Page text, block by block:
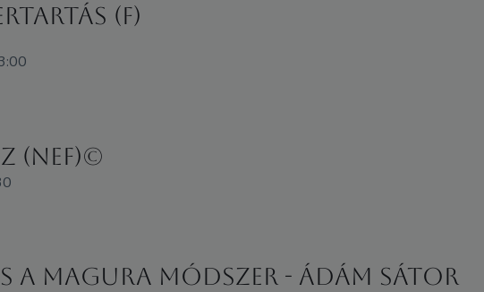
(F)
(NEF)©
a MagUra módszer - Ádám Sátor